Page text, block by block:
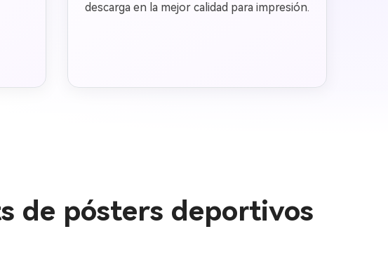
descarga en la mejor calidad para impresión.
de pósters deportivos